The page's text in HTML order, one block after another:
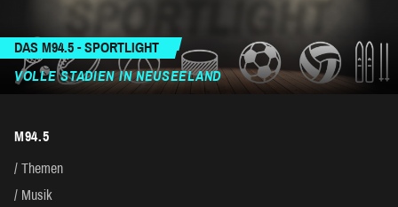
DAS M94.5 - SPORTLIGHT
VOLLE STADIEN IN NEUSEELAND
M94.5
Themen
Musik